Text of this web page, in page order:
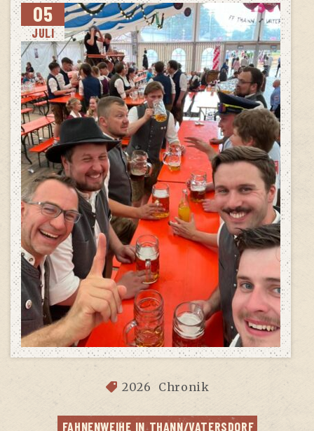
05
JULI
2026 Chronik
FAH­NEN­WEI­HE IN THANN/VATERSDORF